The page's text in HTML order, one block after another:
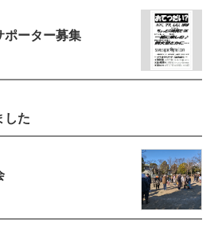
ポーター募集
した